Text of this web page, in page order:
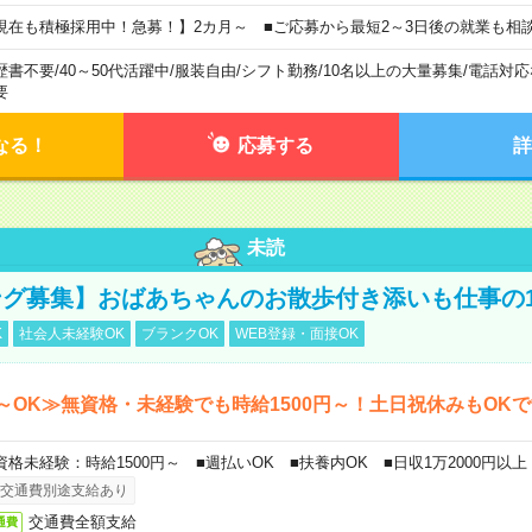
在も積極採用中！急募！】2カ月～ ■ご応募から最短2～3日後の就業も相
書不要/40～50代活躍中/服装自由/シフト勤務/10名以上の大量募集/電話対
る！ 応募する
未読
募集】おばあちゃんのお散歩付き添いも仕事の
社会人未経験OK ブランクOK WEB登録・面接OK
OK≫無資格・未経験でも時給1500円～！土日祝休みもOK
格未経験：時給1500円～ ■週払いOK ■扶養内OK ■日収1万2000円以上
交通費別途支給あり
費 交通費全額支給